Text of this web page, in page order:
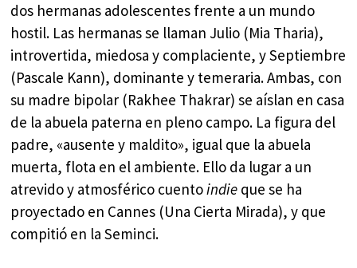
dos hermanas adolescentes frente a un mundo
hostil. Las hermanas se llaman Julio (Mia Tharia),
introvertida, miedosa y complaciente, y Septiembre
(Pascale Kann), dominante y temeraria. Ambas, con
su madre bipolar (Rakhee Thakrar) se aíslan en casa
de la abuela paterna en pleno campo. La figura del
padre, «ausente y maldito», igual que la abuela
muerta, flota en el ambiente. Ello da lugar a un
atrevido y atmosférico cuentoindie que se ha
proyectado en Cannes (Una Cierta Mirada), y que
compitió en la Seminci.